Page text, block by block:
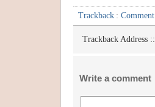
Trackback : Comment
Trackback Address ::
Write a comment